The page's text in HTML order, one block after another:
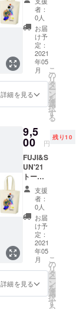
なりま
す。当
日、会
場では
販売致
しませ
ん。
＋1日券
チケッ
ト（15
日 土曜
日） サ
イズ：
横幅
47.5cm
×高さ
40cm ※
こちら
は5月15
（土）
のトー
トバッ
ク＋1日
券チ
ケット
のリ
ターン
です。
誤った
日付で
購入し
てし
まって
も払い
戻しは
できか
者：
0人
お届
け予
定：
2021
年05
月
詳細を見る
こ
の
リ
タ
ー
ン
を
選
択
す
る
9,5
00 円
残り10
FUJI&S
UN'21
トート
バック
＋1日券
チケッ
ト（16
日 日曜
日） サ
イズ：
横幅
47.5cm
×高さ
40cm ※
こちら
は5月16
支援
者：
0人
お届
け予
定：
2021
年05
月
詳細を見る
こ
の
リ
タ
ー
ン
を
選
択
す